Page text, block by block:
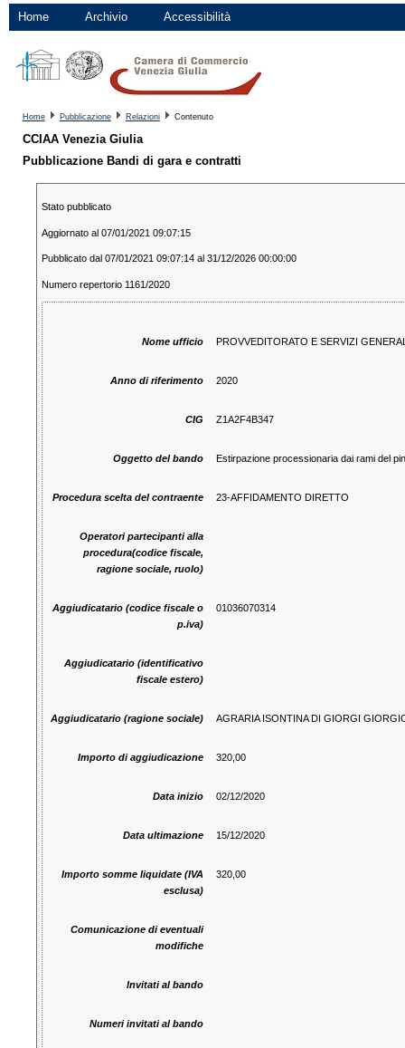
Home Archivio Accessibilità
Home Pubblicazione Relazioni Contenuto
CCIAA Venezia Giulia
Pubblicazione Bandi di gara e contratti
Stato pubblicato
Aggiornato al 07/01/2021 09:07:15
Pubblicato dal 07/01/2021 09:07:14 al 31/12/2026 00:00:00
Numero repertorio 1161/2020
Nome ufficio PROVVEDITORATO E SERVIZI
Anno di riferimento 2020
CIG Z1A2F4B347
Oggetto del bando Estirpazione processionaria dai rami del
Procedura scelta del contraente 23-AFFIDAMENTO DIRETTO
Operatori partecipanti alla
procedura(codice fiscale,
ragione sociale, ruolo)
Aggiudicatario (codice fiscale o
p.iva)
01036070314
Aggiudicatario (identificativo
fiscale estero)
Aggiudicatario (ragione sociale) AGRARIA ISONTINA DI GIORGI
Importo di aggiudicazione 320,00
Data inizio 02/12/2020
Data ultimazione 15/12/2020
Importo somme liquidate (IVA
esclusa)
320,00
Comunicazione di eventuali
modifiche
Invitati al bando
Numeri invitati al bando